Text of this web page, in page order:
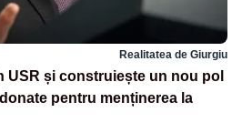
Realitatea de Giurgiu
USR și construiește un nou pol
pentru menținerea la